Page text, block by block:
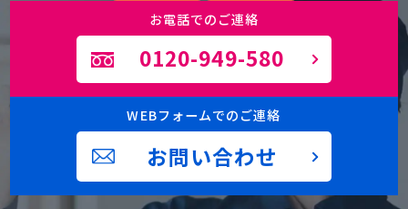
お電話でのご連絡
0120-949-580
WEBフォームでのご連絡
お問い合わせ